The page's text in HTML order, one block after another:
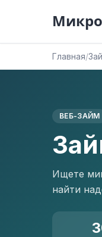
Микро
Главная/
ВЕБ-ЗАЙМ
Ищете
найти